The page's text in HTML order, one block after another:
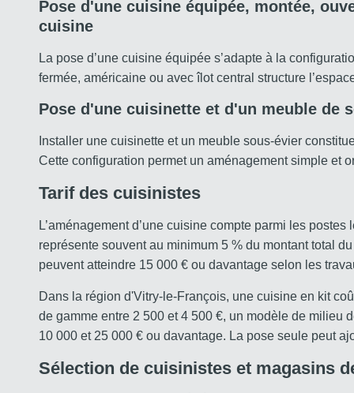
Pose d'une cuisine équipée, montée,
cuisine
La pose d’une cuisine équipée s’adapte à la
fermée, américaine ou avec îlot central structure
Pose d'une cuisinette et d'un meuble de
Installer une cuisinette et un meuble sous-évier
Cette configuration permet un aménagement simple et
Tarif des cuisinistes
L’aménagement d’une cuisine compte parmi les
représente souvent au minimum 5 % du montant total
peuvent atteindre 15 000 € ou davantage selon les
Dans la région d'Vitry-le-François, une cuisine en kit
de gamme entre 2 500 et 4 500 €, un modèle de milieu
10 000 et 25 000 € ou davantage. La pose seule peut
Sélection de cuisinistes et magasins